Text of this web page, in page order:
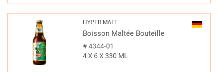
HYPER MALT
Boisson Maltée Bouteille
#4344-01
4 X 6 X 330 ML